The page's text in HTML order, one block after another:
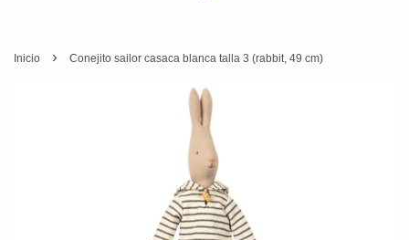
Inicio › Conejito sailor casaca blanca talla 3 (rabbit, 49 cm)